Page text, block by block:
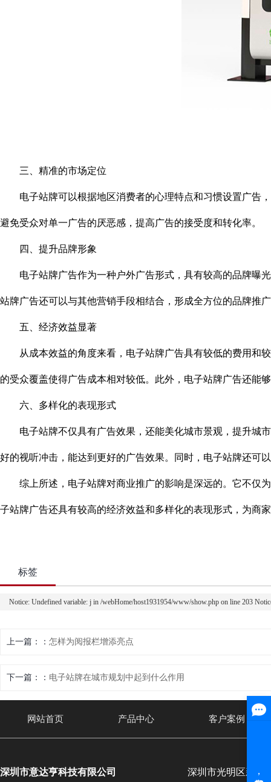
三、精准的市场定位
电子站牌可以根据地区消费者的心理特点和习惯设置广告，
避免受众对单一广告的厌恶感，提高广告的接受度和转化率。
四、提升品牌形象
电子站牌广告作为一种户外广告形式，具有较高的品牌曝光
站牌广告还可以与其他营销手段相结合，形成全方位的品牌推
五、经济效益显著
从成本效益的角度来看，电子站牌广告具有较低的费用和较
的受众覆盖使得广告成本相对较低。此外，电子站牌广告还能
六、多样化的表现形式
电子站牌不仅具有广告效果，还能美化城市景观，提升城市
好的视听冲击，能达到更好的广告效果。同时，电子站牌还可
综上所述，电子站牌对商业推广的影响是深远的。它不仅为
子站牌广告还具有较高的经济效益和多样化的表现形式，为商
标签
Notice: Undefined variable: j in /webHome/host1931954/www/show.php on line 203
上一篇： 怎样为阅报栏增添亮点
下一篇： 电子站牌在城市规划中起到什么作用
网站首页 产品中心 客户案例
深圳市意达亨科技有限公司 深圳市光明区新湖